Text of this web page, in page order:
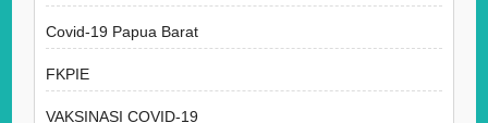
Covid-19 Papua Barat
FKPIE
VAKSINASI COVID-19